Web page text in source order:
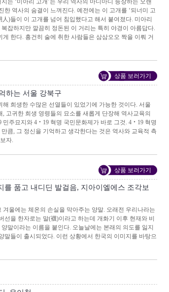
는 ‘미아리 고개’는 우리 역사의 마디마디 등장하는 오랜
한 역사의 숨결이 느껴진다. 예전에는 이 고개를 ‘되너미 고
)들이 이 고개를 넘어 침입했다고 해서 붙여졌다. 미아리
잡하지만 깔끔히 정돈된 이 거리는 특히 야경이 아름답다.
한다. 흥건히 술에 취한 사람들은 삼삼오오 짝을 이뤄 거
하는 서울 강북구
희생한 수많은 선열들이 있었기에 가능한 것이다. 서울
고귀한 희생 영령들의 묘소를 새롭게 단장해 역사교육의
민주묘지와 4‧19 혁명 국민문화제가 바로 그것. 4‧19 혁명
큼, 그 정신을 기억하고 생각한다는 것은 역사와 교육적 측
자.
상품 보러가기
를 품고 내디딘 발걸음, 지아이엘에스 조각보
울에는 체온의 손실을 막아주는 양말. 오래전 우리나라는
선을 한자로는 말(襪)이라고 하는데 개화기 이후 현재와 비
말이라는 이름을 붙인다. 오늘날에는 본래의 의도를 잃지
들이 출시되었다. 이런 상황에서 한국의 이미지를 바탕으
상품 보러가기